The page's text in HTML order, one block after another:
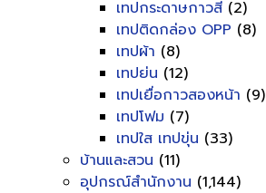
เทปกระดาษกาวสี (2)
เทปติดกล่อง OPP (8)
เทปผ้า (8)
เทปย่น (12)
เทปเยื่อกาวสองหน้า (9)
เทปโฟม (7)
เทปใส เทปขุ่น (33)
บ้านและสวน (11)
อุปกรณ์สำนักงาน (1,144)